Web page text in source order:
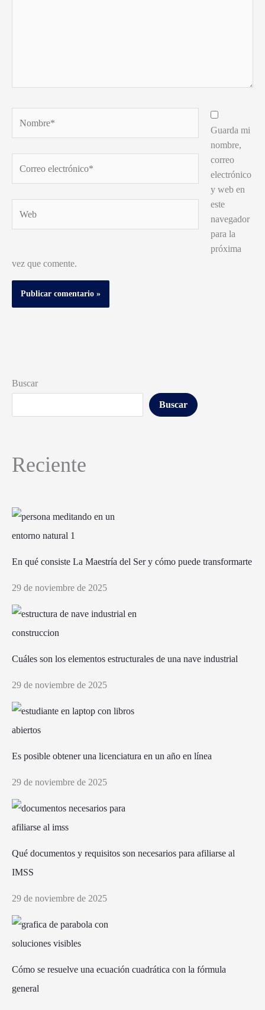
electrónico*
Guarda mi
nombre,
correo
electrónico
y web en
este
navegador
para la
próxima
vez que comente.
Buscar
Buscar
Reciente
En qué consiste La Maestría del Ser y cómo puede transformarte
29 de noviembre de 2025
Cuáles son los elementos estructurales de una nave industrial
29 de noviembre de 2025
Es posible obtener una licenciatura en un año en línea
29 de noviembre de 2025
Qué documentos y requisitos son necesarios para afiliarse al
IMSS
29 de noviembre de 2025
Cómo se resuelve una ecuación cuadrática con la fórmula
general